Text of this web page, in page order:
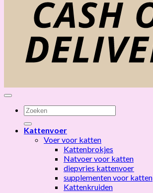
Zoeken
naar:
Kattenvoer
Voer voor katten
Kattenbrokjes
Natvoer voor katten
diepvries kattenvoer
supplementen voor katten
Kattenkruiden